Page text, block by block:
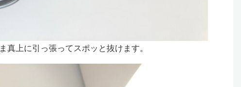
上に引っ張ってスポッと抜けます。